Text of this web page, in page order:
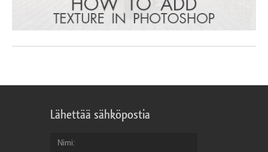
Lähettää sähköpostia
Nimi